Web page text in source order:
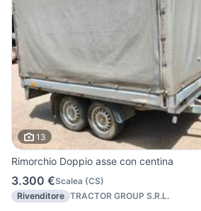
13
Rimorchio Doppio asse con centina
3.300 €Scalea (CS)
Rivenditore TRACTOR GROUP S.R.L.